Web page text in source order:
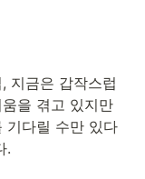
지금은 갑작스럽
을 겪고 있지만
기다릴 수만 있다
.